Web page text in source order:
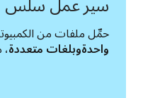
حمِّل ملفات من
واحدةوبلغات متعددة